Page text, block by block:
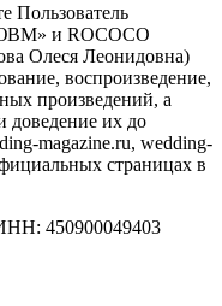
Пользователь
и ROCOCO
Олеся Леонидовна)
воспроизведение,
произведений, а
доведение их до
magazine.ru, wedding-
страницах в
450900049403